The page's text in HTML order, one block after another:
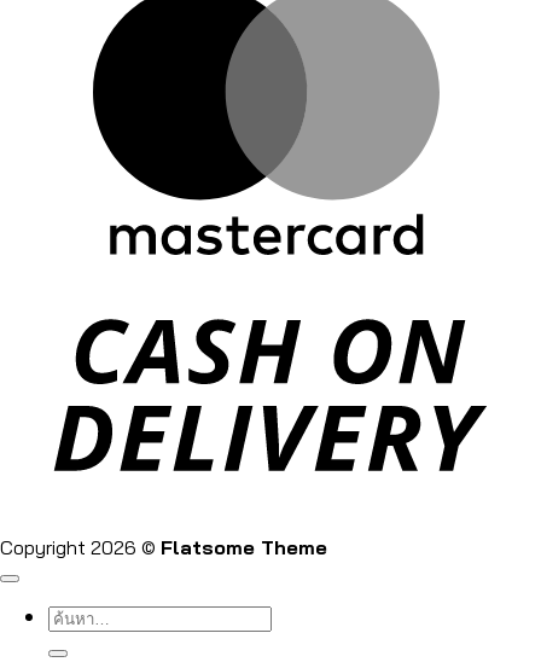
Copyright 2026 © Flatsome Theme
ค้นหา: